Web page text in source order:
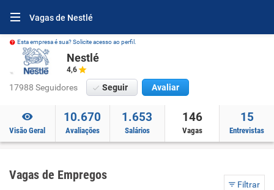
Vagas de Nestlé
Esta empresa é sua? Solicite acesso ao perfil.
Nestlé
4,6
17988 Seguidores Seguir Avaliar
Visão Geral
10.670
Avaliações
1.653
Salários
146
Vagas
15
Entrevistas
Vagas de Empregos
Filtrar